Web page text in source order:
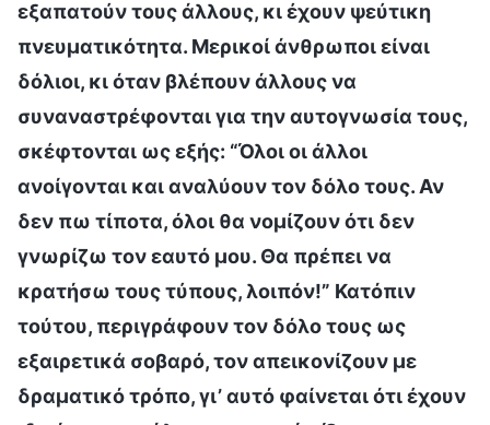
εξαπατούν τους άλλους, κι έχουν ψεύτικη
πνευματικότητα. Μερικοί άνθρωποι είναι
δόλιοι, κι όταν βλέπουν άλλους να
συναναστρέφονται για την αυτογνωσία τους,
σκέφτονται ως εξής: “Όλοι οι άλλοι
ανοίγονται και αναλύουν τον δόλο τους. Αν
δεν πω τίποτα, όλοι θα νομίζουν ότι δεν
γνωρίζω τον εαυτό μου. Θα πρέπει να
κρατήσω τους τύπους, λοιπόν!” Κατόπιν
τούτου, περιγράφουν τον δόλο τους ως
εξαιρετικά σοβαρό, τον απεικονίζουν με
δραματικό τρόπο, γι’ αυτό φαίνεται ότι έχουν